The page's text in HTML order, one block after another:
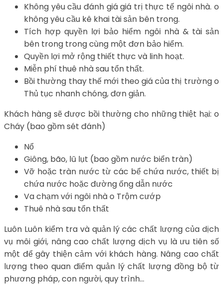
Không yêu cầu đánh giá giá trị thực tế ngôi nhà. o
không yêu cầu kê khai tài sản bên trong.
Tích hợp quyền lợi bảo hiểm ngôi nhà & tài sản
bên trong trong cùng một đơn bảo hiểm.
Quyền lợi mở rộng thiết thực và linh hoạt.
Miễn phí thuê nhà sau tổn thất.
Bồi thường thay thế mới theo giá của thị trường o
Thủ tục nhanh chóng, đơn giản.
Khách hàng sẽ được bồi thường cho những thiệt hại: o
Cháy (bao gồm sét đánh)
Nổ
Giông, bão, lũ lụt (bao gồm nước biển tràn)
Vỡ hoặc tràn nước từ các bể chứa nước, thiết bị
chứa nước hoặc đường ống dẫn nước
Va chạm với ngôi nhà o Trộm cướp
Thuê nhà sau tổn thất
Luôn Luôn kiểm tra và quản lý các chất lượng của dịch
vụ môi giới, nâng cao chất lượng dịch vụ là ưu tiên số
một để gây thiện cảm với khách hàng. Nâng cao chất
lượng theo quan điểm quản lý chất lượng đồng bộ từ
phương pháp, con người, quy trình…